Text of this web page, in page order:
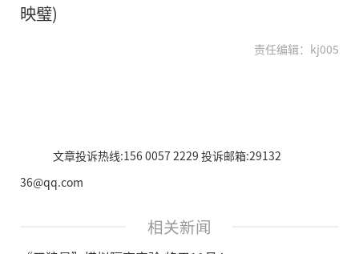
映璧)
责任编辑：kj005
文章投诉热线:156 0057 2229 投诉邮箱:29132
36@qq.com
相关新闻